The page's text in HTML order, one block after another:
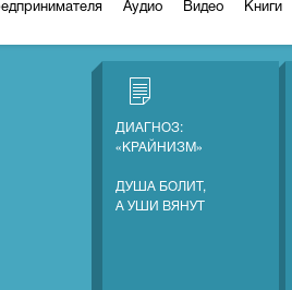
Аудио Видео Книги
ДИАГНОЗ:
«КРАЙНИЗМ»
ДУША БОЛИТ,
А УШИ ВЯНУТ